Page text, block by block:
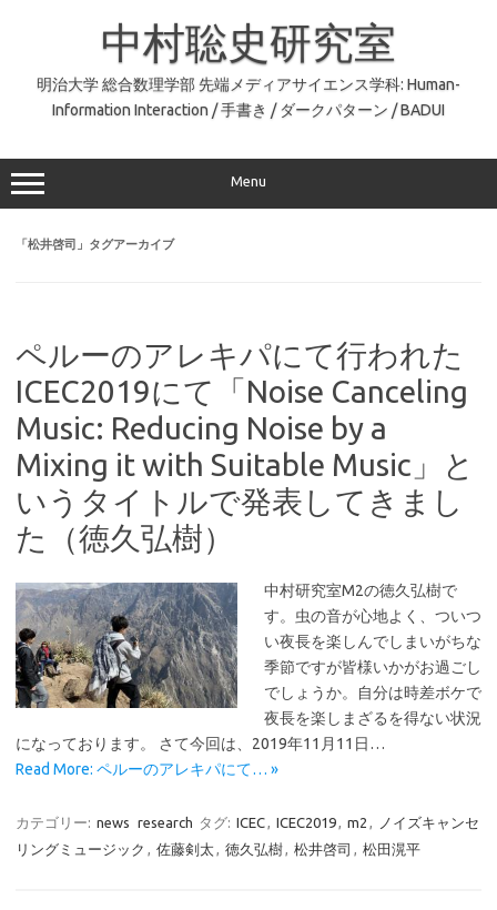
中村聡史研究室
明治大学 総合数理学部 先端メディアサイエンス学科: Human-
Information Interaction / 手書き / ダークパターン / BADUI
Menu
「松井啓司 」タグアーカイブ
ペルーのアレキパにて行われた
ICEC2019にて「Noise Canceling
Music: Reducing Noise by a
Mixing it with Suitable Music」と
いうタイトルで発表してきまし
た（徳久弘樹）
中村研究室M2の徳久弘樹で
す。虫の音が心地よく、ついつ
い夜長を楽しんでしまいがちな
季節ですが皆様いかがお過ごし
でしょうか。自分は時差ボケで
夜長を楽しまざるを得ない状況
になっております。 さて今回は、2019年11月11日…
Read More: ペルーのアレキパにて… »
カテゴリー: news research タグ: ICEC, ICEC2019, m2 ,
ノイズキャンセ
リングミュージック , 佐藤剣太, 徳久弘樹, 松井啓司 , 松田滉平